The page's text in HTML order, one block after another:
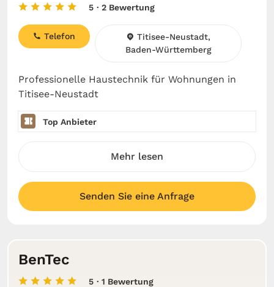
5 · 2 Bewertung
Professionelle Haustechnik für Wohnungen in
Titisee-Neustadt
Telefon
Titisee-Neustadt,
Baden-Württemberg
Top Anbieter
Mehr lesen
Senden Sie eine Anfrage
BenTec
5 · 1 Bewertung